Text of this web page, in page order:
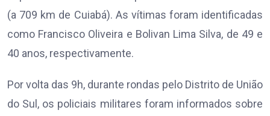
(a 709 km de Cuiabá). As vítimas foram identificadas
como Francisco Oliveira e Bolivan Lima Silva, de 49 e
40 anos, respectivamente.
Por volta das 9h, durante rondas pelo Distrito de União
do Sul, os policiais militares foram informados sobre